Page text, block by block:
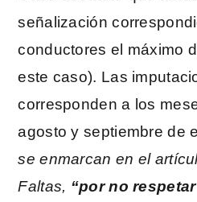
señalización
conductores el máximo
este caso). Las
corresponden a los
agosto y septiembre de
se enmarcan en el
Faltas, “por no